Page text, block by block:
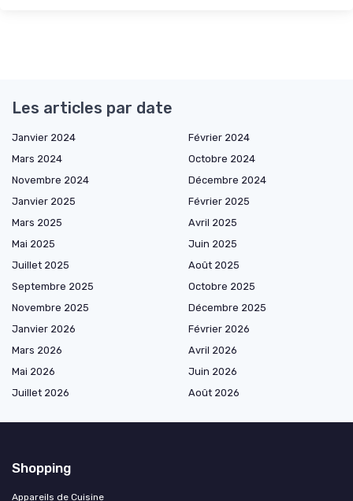
Les articles par date
Janvier 2024
Février 2024
Mars 2024
Octobre 2024
Novembre 2024
Décembre 2024
Janvier 2025
Février 2025
Mars 2025
Avril 2025
Mai 2025
Juin 2025
Juillet 2025
Août 2025
Septembre 2025
Octobre 2025
Novembre 2025
Décembre 2025
Janvier 2026
Février 2026
Mars 2026
Avril 2026
Mai 2026
Juin 2026
Juillet 2026
Août 2026
Shopping
Appareils de Cuisine